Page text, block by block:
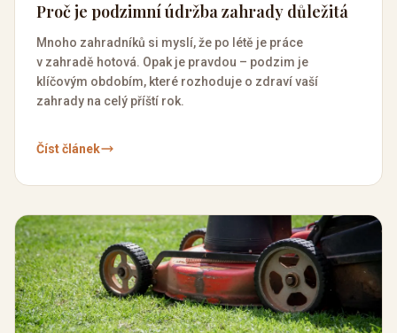
Proč je podzimní údržba zahrady důležitá
Mnoho zahradníků si myslí, že po létě je práce
v zahradě hotová. Opak je pravdou – podzim je
klíčovým obdobím, které rozhoduje o zdraví vaší
zahrady na celý příští rok.
Číst článek